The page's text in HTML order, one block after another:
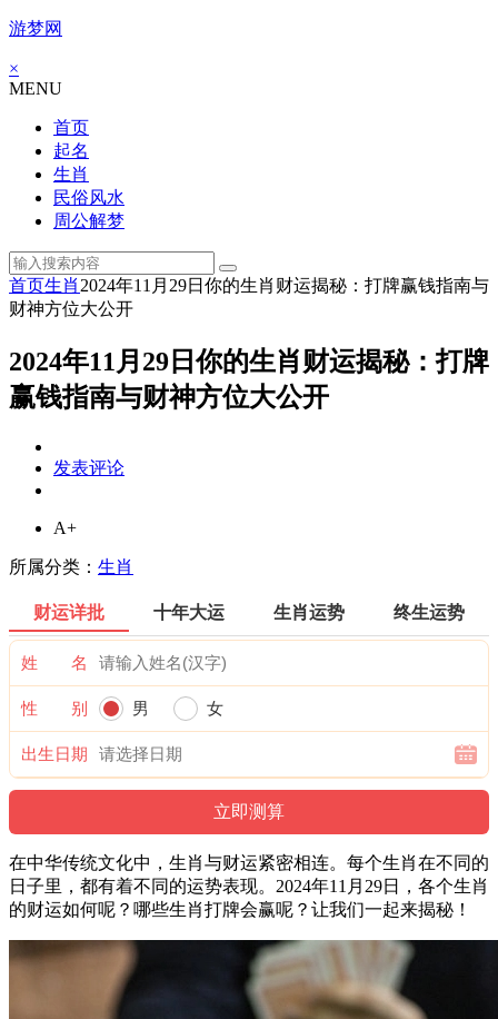
游梦网
×
MENU
首页
起名
生肖
民俗风水
周公解梦
首页生肖 2024年11月29日你的生肖财运揭秘：打牌赢钱指南与
财神方位大公开
2024年11月29日你的生肖财运揭秘：打牌
赢钱指南与财神方位大公开
发表评论
A+
所属分类： 生肖
财运详批 十年大运 生肖运势 终生运势
姓 名
性 别 男 女
出生日期
在中华传统文化中，生肖与财运紧密相连。每个生肖在不同的
日子里，都有着不同的运势表现。2024年11月29日，各个生肖
的财运如何呢？哪些生肖打牌会赢呢？让我们一起来揭秘！